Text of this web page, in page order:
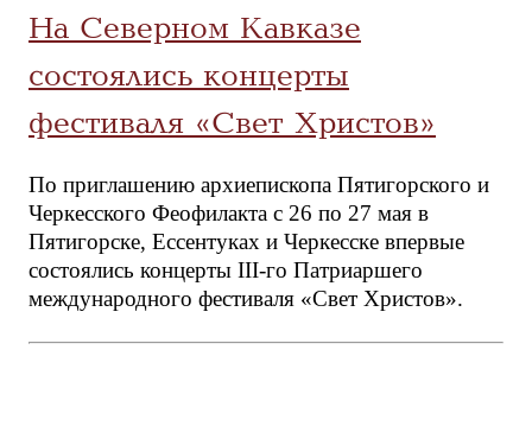
На Северном Кавказе
состоялись концерты
фестиваля «Свет Христов»
По приглашению архиепископа Пятигорского и
Черкесского Феофилакта с 26 по 27 мая в
Пятигорске, Ессентуках и Черкесске впервые
состоялись концерты III-го Патриаршего
международного фестиваля «Свет Христов».